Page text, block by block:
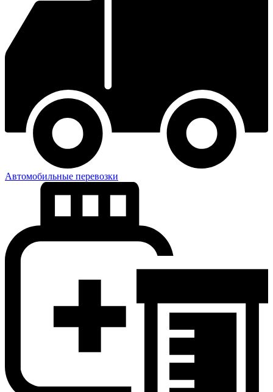
Автомобильные перевозки